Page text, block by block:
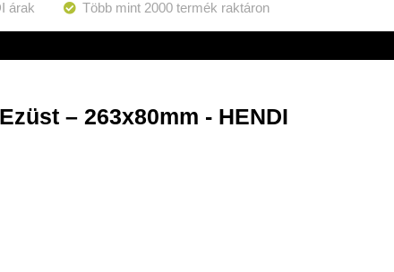
árak Több mint 2000 termék raktáron
– 263x80mm - HENDI